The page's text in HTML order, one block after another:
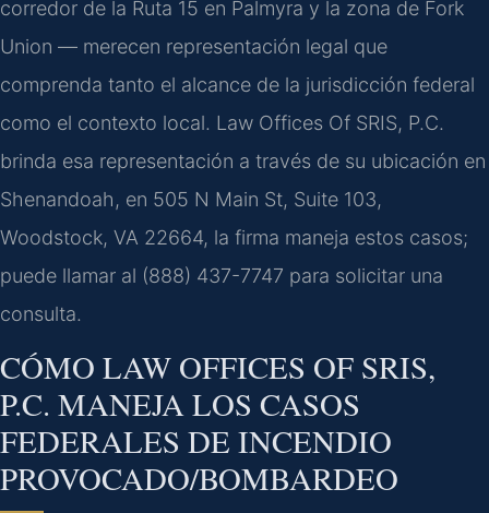
corredor de la Ruta 15 en Palmyra y la zona de Fork
Union — merecen representación legal que
comprenda tanto el alcance de la jurisdicción federal
como el contexto local. Law Offices Of SRIS, P.C.
brinda esa representación a través de su ubicación en
Shenandoah, en 505 N Main St, Suite 103,
Woodstock, VA 22664, la firma maneja estos casos;
puede llamar al (888) 437-7747 para solicitar una
consulta.
CÓMO LAW OFFICES OF SRIS,
P.C. MANEJA LOS CASOS
FEDERALES DE INCENDIO
PROVOCADO/BOMBARDEO